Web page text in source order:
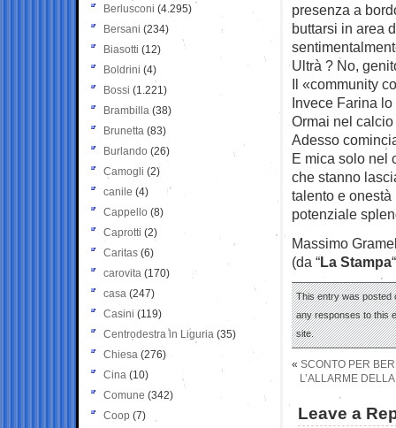
presenza a
buttarsi in area
Ultrà ? No,
Il «community
Invece Farina
Ormai nel
Adesso
E mica solo nel
che stanno
talento e
potenziale
Massimo
(da “La Stampa
This entry was posted
any responses to this
site.
« SCONTO PER
L’ALLARME
Leave a
Berlusconi (4.295)
Bersani (234)
Biasotti (12)
Boldrini (4)
Bossi (1.221)
Brambilla (38)
Brunetta (83)
Burlando (26)
Camogli (2)
canile (4)
Cappello (8)
Caprotti (2)
Caritas (6)
carovita (170)
casa (247)
Casini (119)
Centrodestra in Liguria (35)
Chiesa (276)
Cina (10)
Comune (342)
Coop (7)